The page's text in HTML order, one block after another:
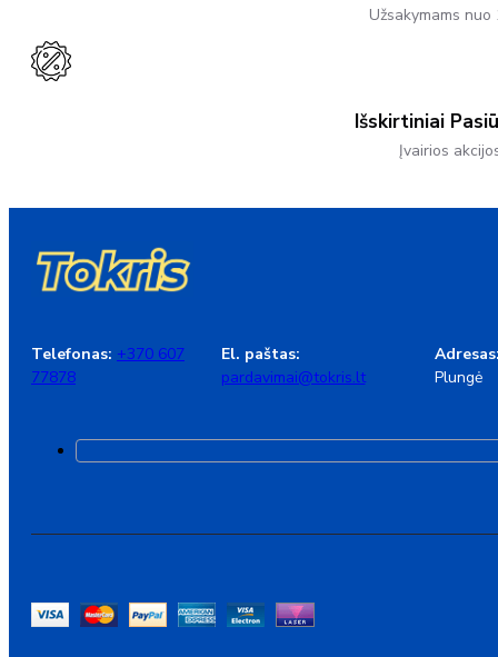
Užsakymams nuo
Išskirtiniai
Įvairios
Telefonas: +370 607
77878
El. paštas:
pardavimai@tokris.lt
Plungė